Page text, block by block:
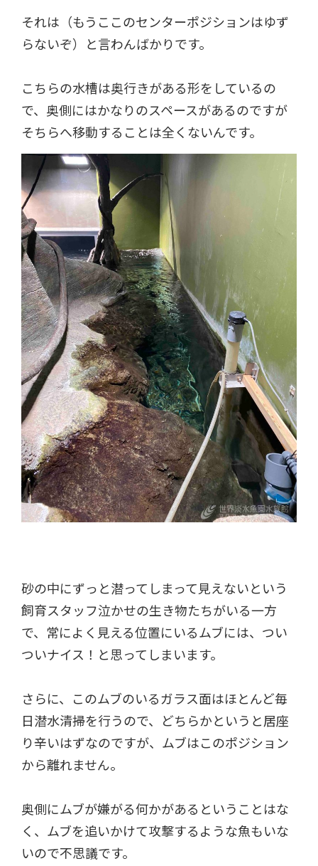
それは（もうここのセンターポジションはゆず
らないぞ）と言わんばかりです。
こちらの水槽は奥行きがある形をしているの
で、奥側にはかなりのスペースがあるのですが
そちらへ移動することは全くないんです。
砂の中にずっと潜ってしまって見えないという
飼育スタッフ泣かせの生き物たちがいる一方
で、常によく見える位置にいるムブには、つい
ついナイス！と思ってしまいます。
さらに、このムブのいるガラス面はほとんど毎
日潜水清掃を行うので、どちらかというと居座
り辛いはずなのですが、ムブはこのポジション
から離れません。
奥側にムブが嫌がる何かがあるということはな
く、ムブを追いかけて攻撃するような魚もいな
いので不思議です。